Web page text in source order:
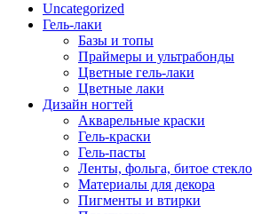
Uncategorized
Гель-лаки
Базы и топы
Праймеры и ультрабонды
Цветные гель-лаки
Цветные лаки
Дизайн ногтей
Акварельные краски
Гель-краски
Гель-пасты
Ленты, фольга, битое стекло
Материалы для декора
Пигменты и втирки